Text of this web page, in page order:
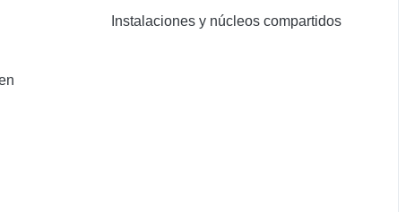
Instalaciones y núcleos compartidos